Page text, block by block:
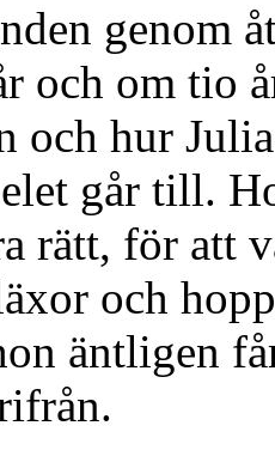
genom
och om tio
och hur
går till.
rätt, för att
och
äntligen